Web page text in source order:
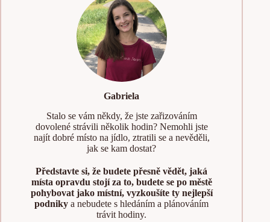
Gabriela
Stalo se vám někdy, že jste zařizováním
dovolené strávili několik hodin? Nemohli jste
najít dobré místo na jídlo, ztratili se a nevěděli,
jak se kam dostat?
Představte si, že budete přesně vědět, jaká
místa opravdu stojí za to, budete se po městě
pohybovat jako místní, vyzkoušíte ty nejlepší
podniky a nebudete s hledáním a plánováním
trávit hodiny.